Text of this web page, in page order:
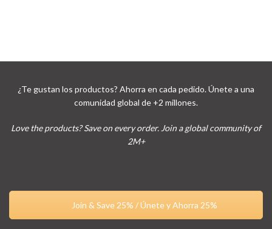
¿Te gustan los productos? Ahorra en cada pedido. Únete a una
comunidad global de +2 millones.
Love the products? Save on every order. Join a global community of
2M+
Join & Save 25% / Únete y Ahorra 25%